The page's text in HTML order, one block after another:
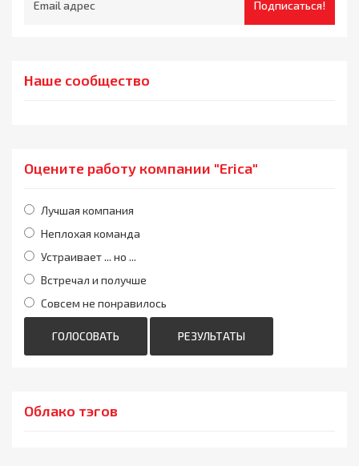
Подписаться!
Наше сообщество
Оцените работу компании "Erica"
Лучшая компания
Неплохая команда
Устраивает ... но ...
Встречал и получше
Совсем не понравилось
ГОЛОСОВАТЬ РЕЗУЛЬТАТЫ
Облако тэгов